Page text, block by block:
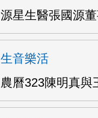
源星生醫張國源
生音樂活
農曆323陳明真與